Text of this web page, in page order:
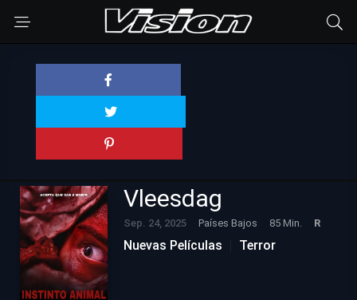
Vleesdag
Sep. 24, 2025 Países Bajos 85 Min. R
Nuevas Películas Terror